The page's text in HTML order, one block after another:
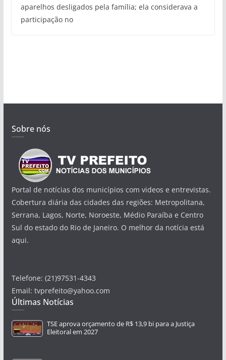
aparelhos desligados pela família; ela considerava a
participação no
Sobre nós
Portal de notícias dos municípios com videos e entrevistas.
Cobertura diária das cidades das regiões: Metropolitana,
Serrana, Lagos, Norte, Noroeste, Médio Paraíba e Centro
Sul do estado do Rio de Janeiro. O melhor da notícia está
aqui.
Telefone: (21)97531-4343
Email: tvprefeito@yahoo.com
Últimas Notícias
TSE aprova orçamento de R$ 13,9 bi para a Justiça
Eleitoral em 2027